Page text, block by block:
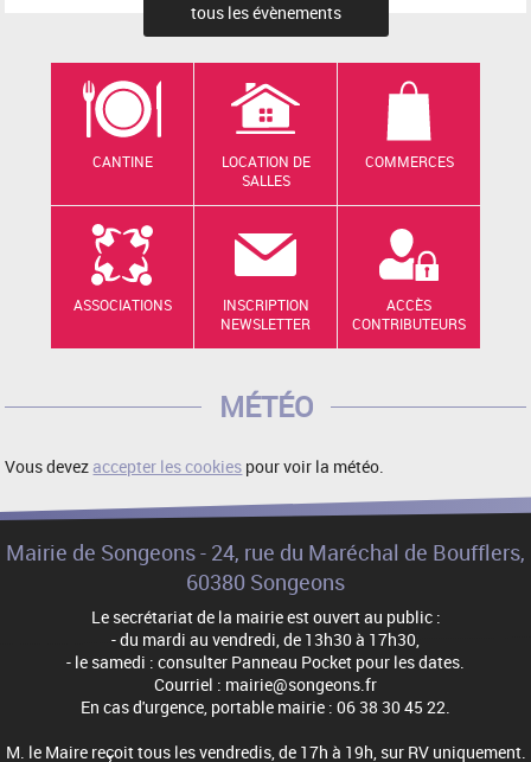
tous les évènements
CANTINE
LOCATION DE
SALLES
COMMERCES
ASSOCIATIONS
INSCRIPTION
NEWSLETTER
ACCÈS
CONTRIBUTEURS
MÉTÉO
Vous devez accepter les cookies pour voir la météo.
Mairie de Songeons - 24, rue du Maréchal de Boufflers,
60380 Songeons
Le secrétariat de la mairie est ouvert au public :
- du mardi au vendredi, de 13h30 à 17h30,
- le samedi : consulter Panneau Pocket pour les dates.
Courriel : mairie@songeons.fr
En cas d'urgence, portable mairie : 06 38 30 45 22.
M. le Maire reçoit tous les vendredis, de 17h à 19h, sur RV uniquement.